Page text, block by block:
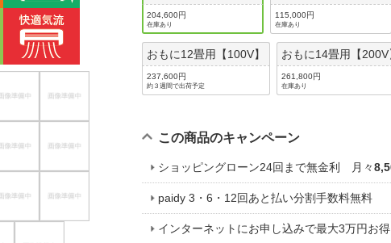
204,600円
在庫あり
115,000円
在庫あり
おもに12畳用【100V】
237,600円
約３週間で出荷予定
おもに14畳用【200V
261,800円
在庫あり
この商品のキャンペーン
ショッピングローン24回まで無金利 月々
paidy 3・6・12回あと払い分割手数料無料
インターネットにお申し込みで最大3万円お得